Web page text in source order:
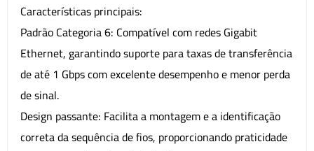
Características principais:
Padrão Categoria 6: Compatível com redes Gigabit
Ethernet, garantindo suporte para taxas de transferência
de até 1 Gbps com excelente desempenho e menor perda
de sinal.
Design passante: Facilita a montagem e a identificação
correta da sequência de fios, proporcionando praticidade